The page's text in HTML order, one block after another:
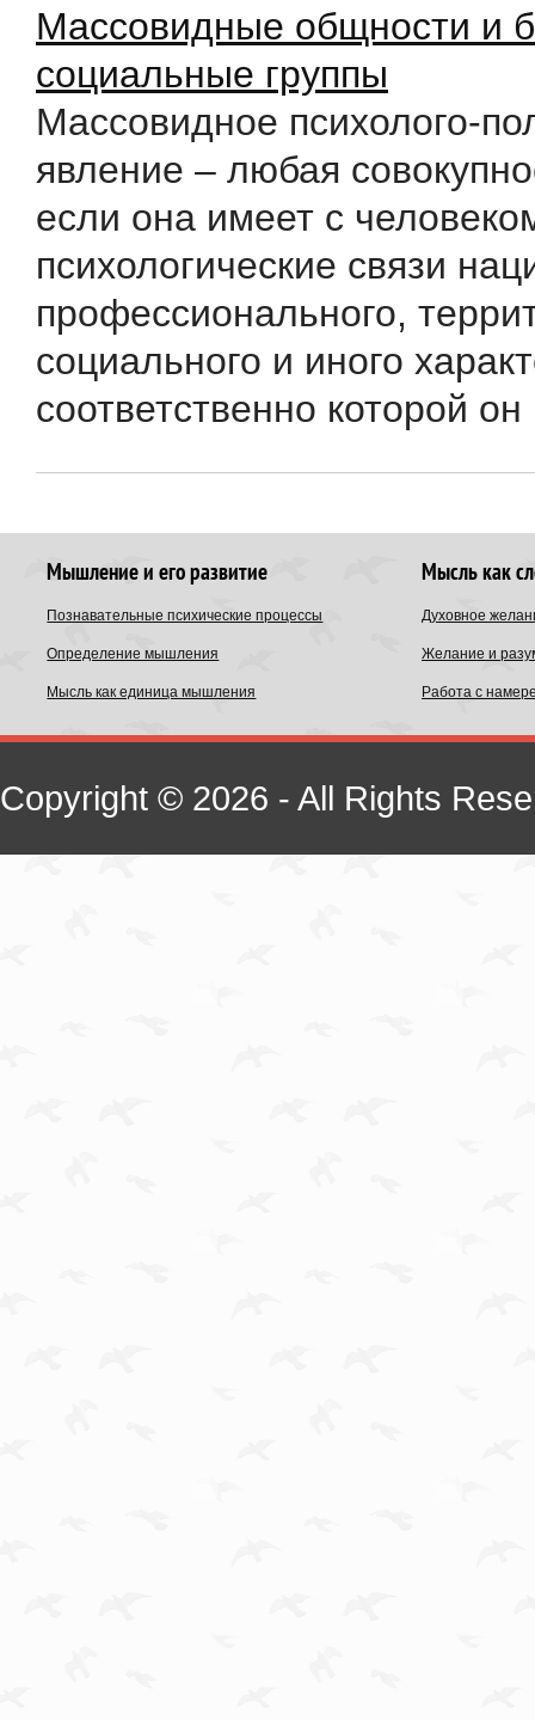
Массовидные общности и
социальные группы
Массовидное психолого-
явление – любая
если она имеет с
психологические связи
профессионального,
социального и иного
соответственно которой
Мышление и его развитие
Познавательные психические процессы
Определение мышления
Мысль как единица мышления
Мысль как
Духовное
Желание и
Работа с
Copyright © 2026 - All Rights